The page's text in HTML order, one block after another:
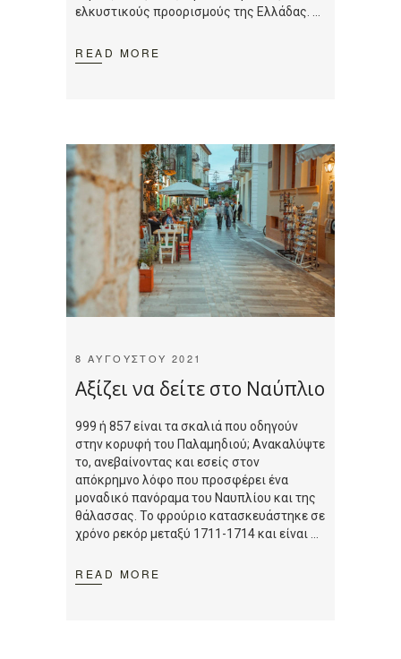
ελκυστικούς προορισμούς της Ελλάδας.
READ MORE
8 ΑΥΓΟΎΣΤΟΥ 2021
Αξίζει να δείτε στο Ναύπλιο
999 ή 857 είναι τα σκαλιά που οδηγούν
στην κορυφή του Παλαμηδιού; Ανακαλύψτε
το, ανεβαίνοντας και εσείς στον
απόκρημνο λόφο που προσφέρει ένα
μοναδικό πανόραμα του Ναυπλίου και της
θάλασσας. Το φρούριο κατασκευάστηκε σε
χρόνο ρεκόρ μεταξύ 1711-1714 και είναι
READ MORE